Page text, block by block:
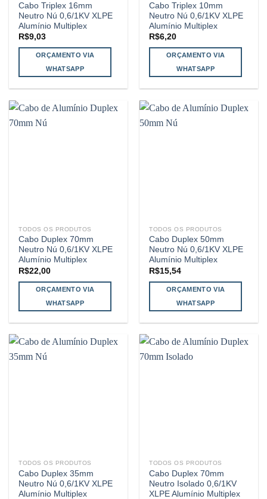
Cabo Triplex 16mm
Neutro Nú 0,6/1KV XLPE
Alumínio Multiplex
R$9,03
ORÇAMENTO VIA
WHATSAPP
Cabo Triplex 10mm
Neutro Nú 0,6/1KV XLPE
Alumínio Multiplex
R$6,20
ORÇAMENTO VIA
WHATSAPP
TODOS OS PRODUTOS
Cabo Duplex 70mm
Neutro Nú 0,6/1KV XLPE
Alumínio Multiplex
R$22,00
ORÇAMENTO VIA
WHATSAPP
TODOS OS PRODUTOS
Cabo Duplex 50mm
Neutro Nú 0,6/1KV XLPE
Alumínio Multiplex
R$15,54
ORÇAMENTO VIA
WHATSAPP
TODOS OS PRODUTOS
Cabo Duplex 35mm
Neutro Nú 0,6/1KV XLPE
Alumínio Multiplex
TODOS OS PRODUTOS
Cabo Duplex 70mm
Neutro Isolado 0,6/1KV
XLPE Alumínio Multiplex